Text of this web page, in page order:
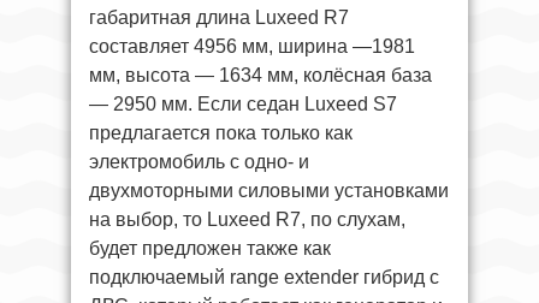
габаритная длина Luxeed R7
составляет 4956 мм, ширина —1981
мм, высота — 1634 мм, колёсная база
— 2950 мм. Если седан Luxeed S7
предлагается пока только как
электромобиль с одно- и
двухмоторными силовыми установками
на выбор, то Luxeed R7, по слухам,
будет предложен также как
подключаемый range extender гибрид c